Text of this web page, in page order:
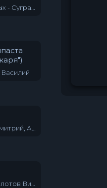
Данияр
Пётр
Виктор